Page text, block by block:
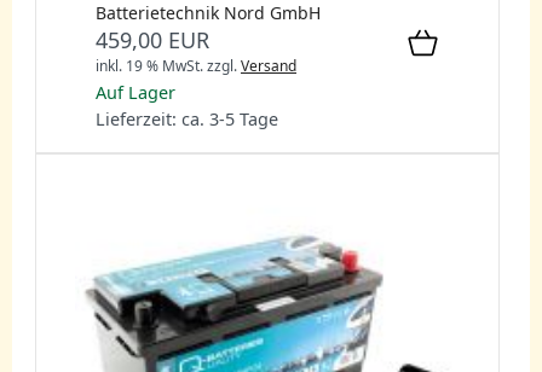
Batterietechnik Nord GmbH
459,00 EUR
inkl. 19 % MwSt.zzgl.Versand
Auf Lager
Lieferzeit: ca. 3-5 Tage